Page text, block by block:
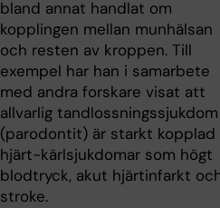
bland annat handlat om
kopplingen mellan munhälsan
och resten av kroppen. Till
exempel har han i samarbete
med andra forskare visat att
allvarlig tandlossningssjukdom
(parodontit) är starkt kopplad
hjärt-kärlsjukdomar som högt
blodtryck, akut hjärtinfarkt
stroke.